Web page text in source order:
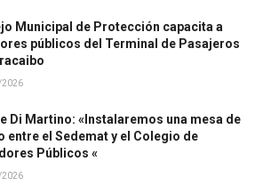
Municipal de Protección capacita a
públicos del Terminal de Pasajeros
Di Martino: «Instalaremos una mesa de
entre el Sedemat y el Colegio de
Públicos «